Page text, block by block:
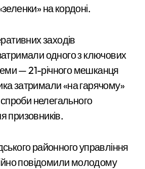
на кордоні.
заходів
одного з ключових
— 21-річного мешканця
затримали «на гарячому»
спроби нелегального
призовників.
районного управління
повідомили молодому